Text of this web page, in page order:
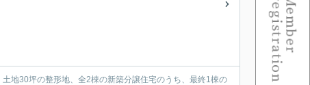
地30坪の整形地、全2棟の新築分譲住宅のうち、最終1棟の